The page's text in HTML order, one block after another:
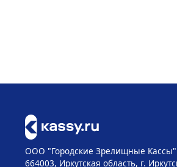
ООО "Городские Зрелищные Кассы"
664003, Иркутская область, г.